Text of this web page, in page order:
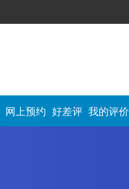
网上预约 好差评 我的评价